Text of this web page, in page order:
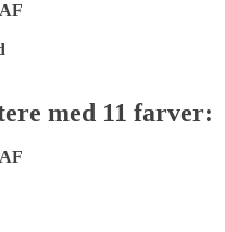
med 11 farver: